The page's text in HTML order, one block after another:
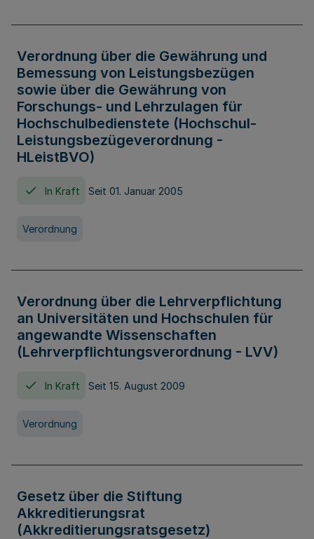
Verordnung über die Gewährung und
Bemessung von Leistungsbezügen
sowie über die Gewährung von
Forschungs- und Lehrzulagen für
Hochschulbedienstete (Hochschul-
Leistungsbezügeverordnung -
HLeistBVO)
In Kraft Seit 01. Januar 2005
Verordnung
Verordnung über die Lehrverpflichtung
an Universitäten und Hochschulen für
angewandte Wissenschaften
(Lehrverpflichtungsverordnung - LVV)
In Kraft Seit 15. August 2009
Verordnung
Gesetz über die Stiftung
Akkreditierungsrat
(Akkreditierungsratsgesetz)